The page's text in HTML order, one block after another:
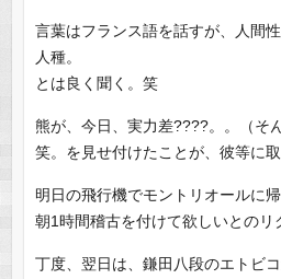
言葉はフランス語を話すが、人間
人種。
とは良く聞く。笑
熊が、今日、実力差????。。（そ
笑。を見せ付けたことが、彼等に
明日の飛行機でモントリオールに
朝1時間稽古を付けて欲しいとのリ
丁度、翌日は、鎌田八段のエトビ